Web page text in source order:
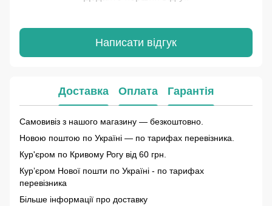
Написати відгук
Доставка Оплата Гарантія
Самовивіз з нашого магазину — безкоштовно.
Новою поштою по Україні — по тарифах перевізника.
Кур'єром по Кривому Рогу від 60 грн.
Курʼєром Нової пошти по Україні - по тарифах
перевізника
Більше інформації про доставку